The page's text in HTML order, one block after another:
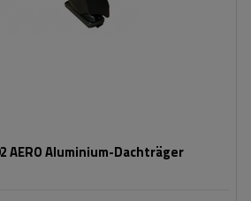
AERO Aluminium-Dachträger